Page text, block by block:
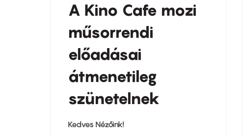
A Kino Cafe mozi
műsorrendi
előadásai
átmenetileg
szünetelnek
Kedves Nézőink!